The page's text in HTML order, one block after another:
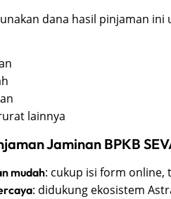
dana hasil pinjaman
lainnya
Jaminan BPKB
mudah: cukup isi form online,
: didukung ekosistem